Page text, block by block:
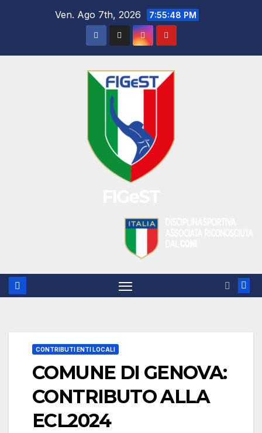
Ven. Ago 7th, 2026 7:55:48 PM
CONTRIBUTI ENTI LOCALI
COMUNE DI GENOVA:
CONTRIBUTO ALLA
ECL2024